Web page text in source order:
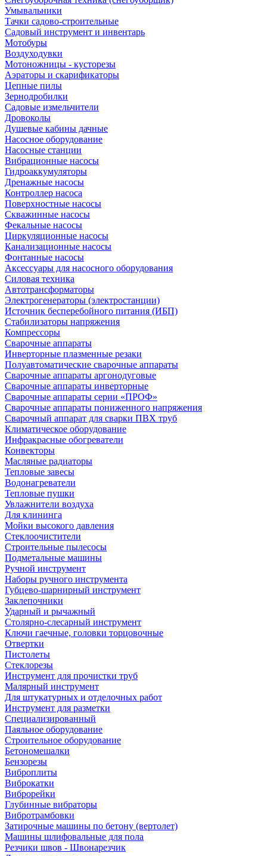
Умывальники
Тачки садово-строительные
Садовый инструмент и инвентарь
Мотобуры
Воздуходувки
Мотоножницы - кусторезы
Аэраторы и скарификаторы
Цепные пилы
Зернодробилки
Садовые измельчители
Дровоколы
Душевые кабины дачные
Насосное оборудование
Насосные станции
Вибрационные насосы
Гидроаккумуляторы
Дренажные насосы
Контроллер насоса
Поверхностные насосы
Скважинные насосы
Фекальные насосы
Циркуляционные насосы
Канализационные насосы
Фонтанные насосы
Аксессуары для насосного оборудования
Силовая техника
Автотрансформаторы
Электрогенераторы (электростанции)
Источник бесперебойного питания (ИБП)
Стабилизаторы напряжения
Компрессоры
Сварочные аппараты
Инверторные плазменные резаки
Полуавтоматические сварочные аппараты
Сварочные аппараты аргонодуговые
Сварочные аппараты инверторные
Сварочные аппараты серии «ПРОФ»
Сварочные аппараты пониженного напряжения
Сварочный аппарат для сварки ПВХ труб
Климатическое оборудование
Инфракрасные обогреватели
Конвекторы
Масляные радиаторы
Тепловые завесы
Водонагреватели
Тепловые пушки
Увлажнители воздуха
Для клининга
Мойки высокого давления
Стеклоочистители
Строительные пылесосы
Подметальные машины
Ручной инструмент
Наборы ручного инструмента
Губцево-шарнирный инструмент
Заклепочники
Ударный и рычажный
Столярно-слесарный инструмент
Ключи гаечные, головки торцовочные
Отвертки
Пистолеты
Стеклорезы
Инструмент для прочистки труб
Малярный инструмент
Для штукатурных и отделочных работ
Инструмент для разметки
Специализированный
Паяльное оборудование
Строительное оборудование
Бетономешалки
Бензорезы
Виброплиты
Виброкатки
Виброрейки
Глубинные вибраторы
Вибротрамбовки
Затирочные машины по бетону (вертолет)
Машины шлифовальные для пола
Резчики швов - Швонарезчик